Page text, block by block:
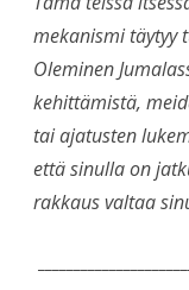
mekanismi täytyy
Oleminen
kehittämistä,
tai ajatusten
että sinulla on
rakkaus valtaa